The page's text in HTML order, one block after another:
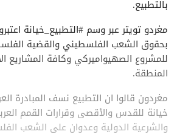
بالتطبيع.
مغردو تويتر عبر وسم #التطبيع_خيانة
بحقوق الشعب الفلسطيني والقضية
للمشروع الصهيواميركي وكافة المشاريع
المنطقة.
مغردون قالوا ان التطبيع نسف المبادرة
خيانة للقدس والأقصى وقرارات القمم
والشرعية الدولية وعدوان على الشعب